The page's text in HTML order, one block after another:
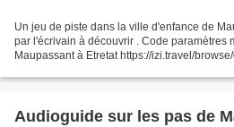
Un jeu de piste dans la ville d'enfance de
par l'écrivain à découvrir . Code paramètres
Maupassant à Etretat https://izi.travel/
Audioguide sur les pas de